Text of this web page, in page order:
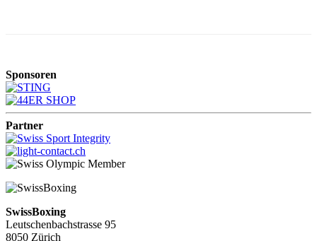
Sponsoren
Partner
SwissBoxing
Leutschenbachstrasse 95
8050 Zürich